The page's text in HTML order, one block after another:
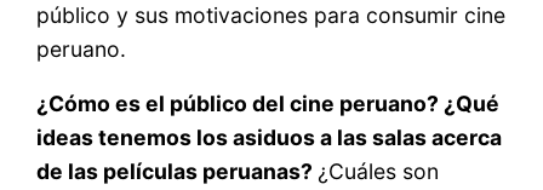
público y sus motivaciones para consumir cine
peruano.
¿Cómo es el público del cine peruano? ¿Qué
ideas tenemos los asiduos a las salas acerca
de las películas peruanas? ¿Cuáles son